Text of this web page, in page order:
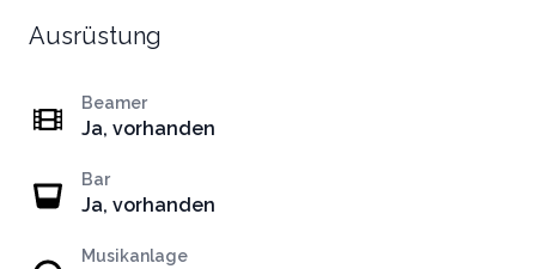
Ausrüstung
Beamer
Ja, vorhanden
Bar
Ja, vorhanden
Musikanlage